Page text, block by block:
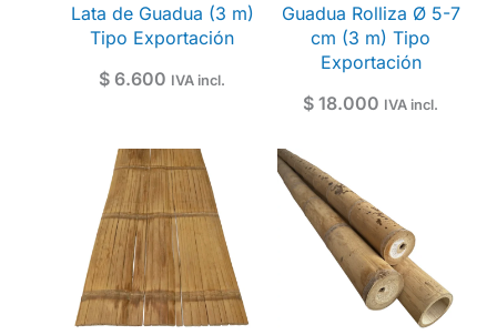
Lata de Guadua (3 m)
Tipo Exportación
$ 6.600 IVA incl.
Guadua Rolliza Ø 5-7
cm (3 m) Tipo
Exportación
$ 18.000 IVA incl.